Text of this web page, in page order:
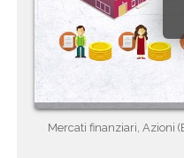
Mercati finanziari, Azioni